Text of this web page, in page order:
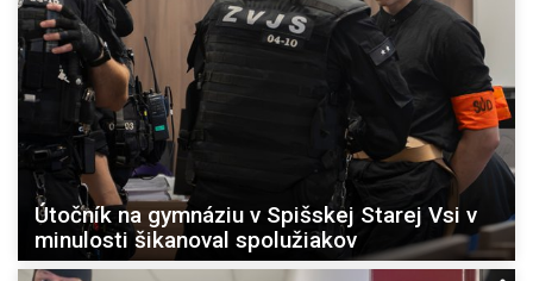
Útočník na gymnáziu v Spišskej Starej Vsi v
minulosti šikanoval spolužiakov